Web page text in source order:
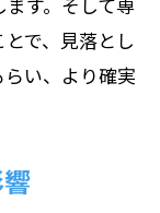
で、見落とし
い、より確実